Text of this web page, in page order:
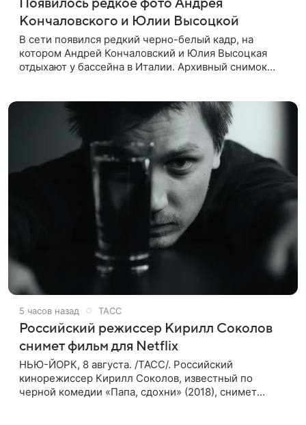
Появилось редкое фото Андрея
Кончаловского и Юлии Высоцкой
В сети появился редкий черно-белый кадр, на
котором Андрей Кончаловский и Юлия Высоцкая
отдыхают у бассейна в Италии. Архивный снимок
5 часов назад ТАСС
Российский режиссер Кирилл Соколов
снимет фильм для Netflix
НЬЮ-ЙОРК, 8 августа. /ТАСС/. Российский
кинорежиссер Кирилл Соколов, известный по
черной комедии «Папа, сдохни» (2018), снимет